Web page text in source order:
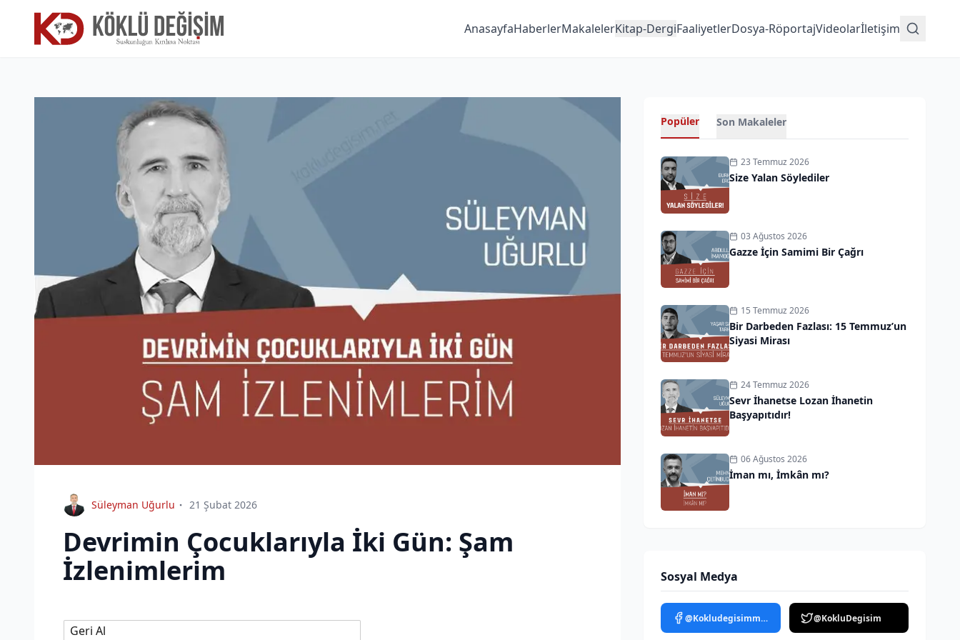
AnasayfaHaberlerMakalelerKitap-DergiFaaliyetlerDosya-RöportajVideolarİletişim
Süleyman Uğurlu 21 Şubat 2026
Devrimin Çocuklarıyla İki Gün: Şam
İzlenimlerim
Geri Al
Popüler Son Makaleler
23 Temmuz 2026
Size Yalan Söylediler
03 Ağustos 2026
Gazze İçin Samimi Bir Çağrı
15 Temmuz 2026
Bir Darbeden Fazlası: 15 Temmuz’un
Siyasi Mirası
24 Temmuz 2026
Sevr İhanetse Lozan İhanetin
Başyapıtıdır!
06 Ağustos 2026
İman mı, İmkân mı?
Sosyal Medya
@Kokludegisimmedya @KokluDegisim